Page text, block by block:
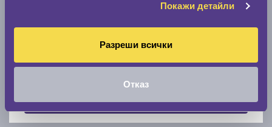
Покажи детайли
Разреши всички
Отказ
Покажи гуми